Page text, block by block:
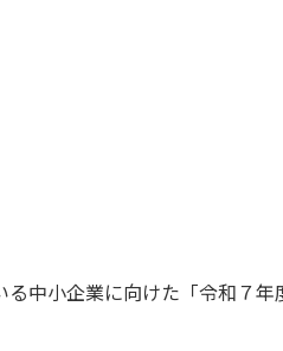
中小企業に向けた「令和７年